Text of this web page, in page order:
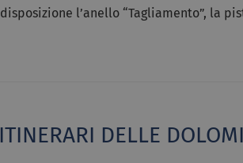
disposizione l’anello “Tagliamento”, la
ITINERARI DELLE